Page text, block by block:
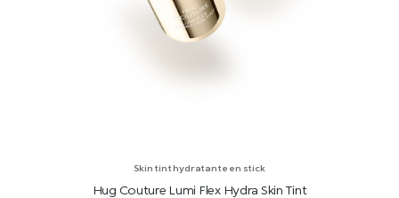
Skin tint hydratante en stick
Hug Couture Lumi Flex Hydra Skin Tint